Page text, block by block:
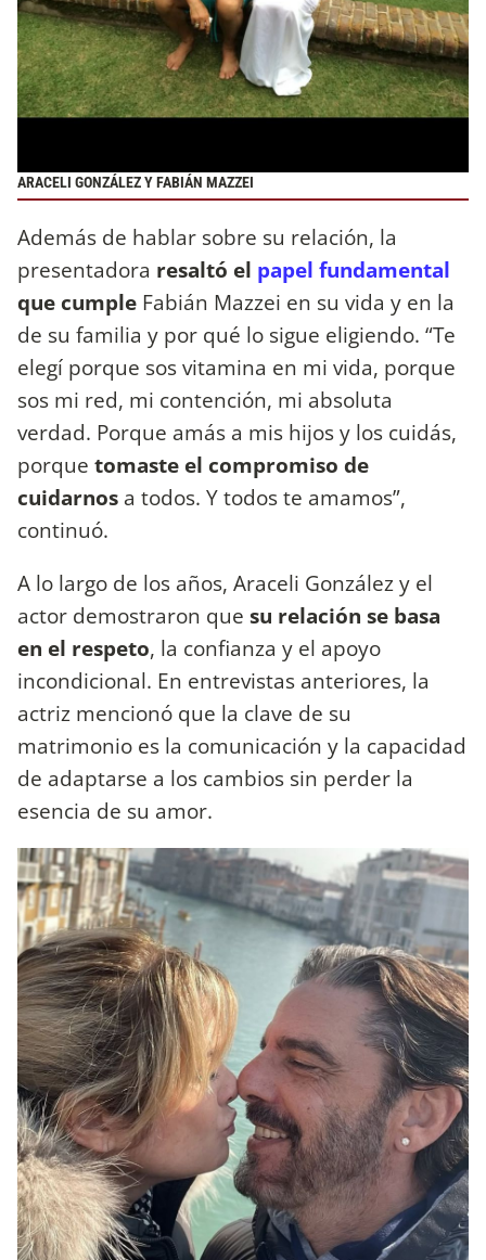
ARACELI GONZÁLEZ Y FABIÁN MAZZEI
Además de hablar sobre su relación, la
presentadora resaltó el papel fundamental
que cumple Fabián Mazzei en su vida y en la
de su familia y por qué lo sigue eligiendo. “Te
elegí porque sos vitamina en mi vida, porque
sos mi red, mi contención, mi absoluta
verdad. Porque amás a mis hijos y los cuidás,
porque tomaste el compromiso de
cuidarnos a todos. Y todos te amamos”,
continuó.
A lo largo de los años, Araceli González y el
actor demostraron que su relación se basa
en el respeto, la confianza y el apoyo
incondicional. En entrevistas anteriores, la
actriz mencionó que la clave de su
matrimonio es la comunicación y la capacidad
de adaptarse a los cambios sin perder la
esencia de su amor.